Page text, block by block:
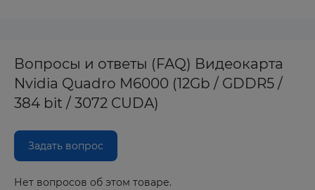
Вопросы и ответы (FAQ) Видеокарта
Nvidia Quadro M6000 (12Gb / GDDR5 /
384 bit / 3072 CUDA)
Задать вопрос
Нет вопросов об этом товаре.